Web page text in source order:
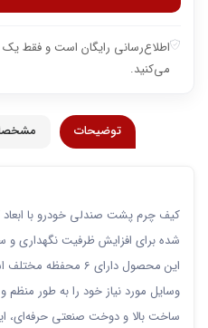
اطلاع‌رسانی رایگان است و فقط یک
می‌کنید.
توضیحات
شده برای افزایش ظرفیت نگهداری و
این محصول دارای 6
وسایل مورد نیاز خود را به طور
ساخت بالا و دوخت صنعتی حرفه‌ای،